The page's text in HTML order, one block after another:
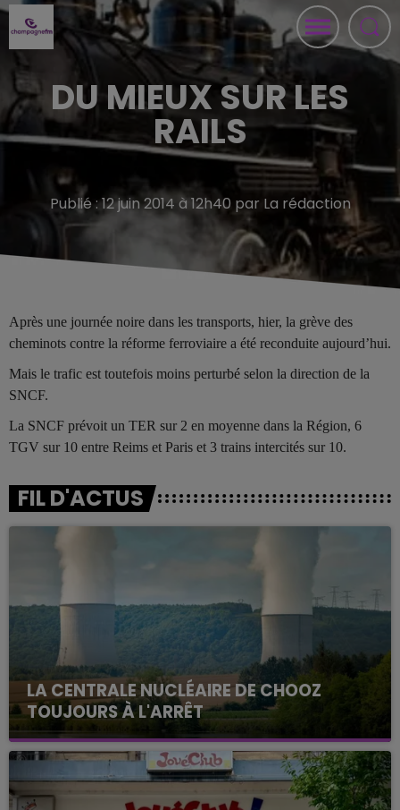
DU MIEUX SUR LES
RAILS
Publié : 12 juin 2014 à 12h40 par La rédaction
Après une journée noire dans les transports, hier, la grève des
cheminots contre la réforme ferroviaire a été reconduite aujourd’hui.
Mais le trafic est toutefois moins perturbé selon la direction de la
SNCF.
La SNCF prévoit un TER sur 2 en moyenne dans la Région, 6
TGV sur 10 entre Reims et Paris et 3 trains intercités sur 10.
FIL D'ACTUS
LA CENTRALE NUCLÉAIRE DE CHOOZ
TOUJOURS À L'ARRÊT
Cela fait déjà une semaine que la centrale
nucléaire ardennaise est à l'arrêt. Une situation
justifiée par la sécheresse intense qui est toujours
présente.